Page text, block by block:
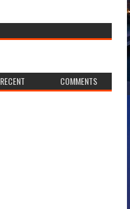
RECENT COMMENTS